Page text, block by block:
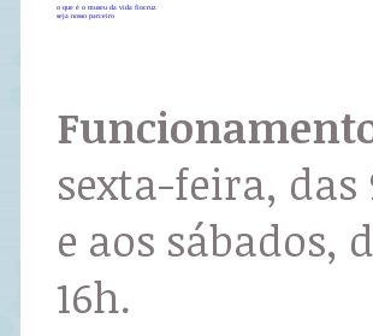
o que é o museu da vida fiocruz
seja nosso parceiro
sexta-feira, das
e aos sábados,
16h.